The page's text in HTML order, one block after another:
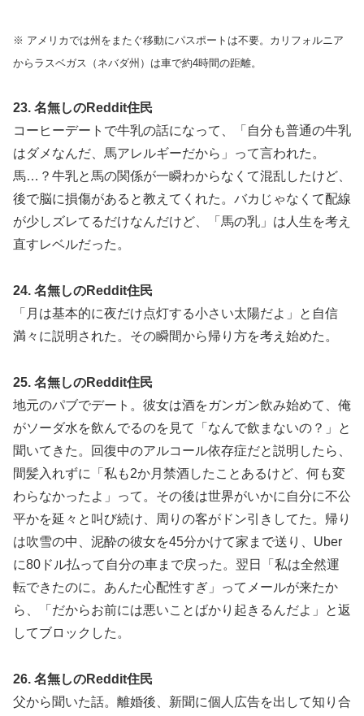
※ アメリカでは州をまたぐ移動にパスポートは不要。カリフォルニア
からラスベガス（ネバダ州）は車で約4時間の距離。
23. 名無しのReddit住民
コーヒーデートで牛乳の話になって、「自分も普通の牛乳
はダメなんだ、馬アレルギーだから」って言われた。
馬…？牛乳と馬の関係が一瞬わからなくて混乱したけど、
後で脳に損傷があると教えてくれた。バカじゃなくて配線
が少しズレてるだけなんだけど、「馬の乳」は人生を考え
直すレベルだった。
24. 名無しのReddit住民
「月は基本的に夜だけ点灯する小さい太陽だよ」と自信
満々に説明された。その瞬間から帰り方を考え始めた。
25. 名無しのReddit住民
地元のパブでデート。彼女は酒をガンガン飲み始めて、俺
がソーダ水を飲んでるのを見て「なんで飲まないの？」と
聞いてきた。回復中のアルコール依存症だと説明したら、
間髪入れずに「私も2か月禁酒したことあるけど、何も変
わらなかったよ」って。その後は世界がいかに自分に不公
平かを延々と叫び続け、周りの客がドン引きしてた。帰り
は吹雪の中、泥酔の彼女を45分かけて家まで送り、Uber
に80ドル払って自分の車まで戻った。翌日「私は全然運
転できたのに。あんた心配性すぎ」ってメールが来たか
ら、「だからお前には悪いことばかり起きるんだよ」と返
してブロックした。
26. 名無しのReddit住民
父から聞いた話。離婚後、新聞に個人広告を出して知り合